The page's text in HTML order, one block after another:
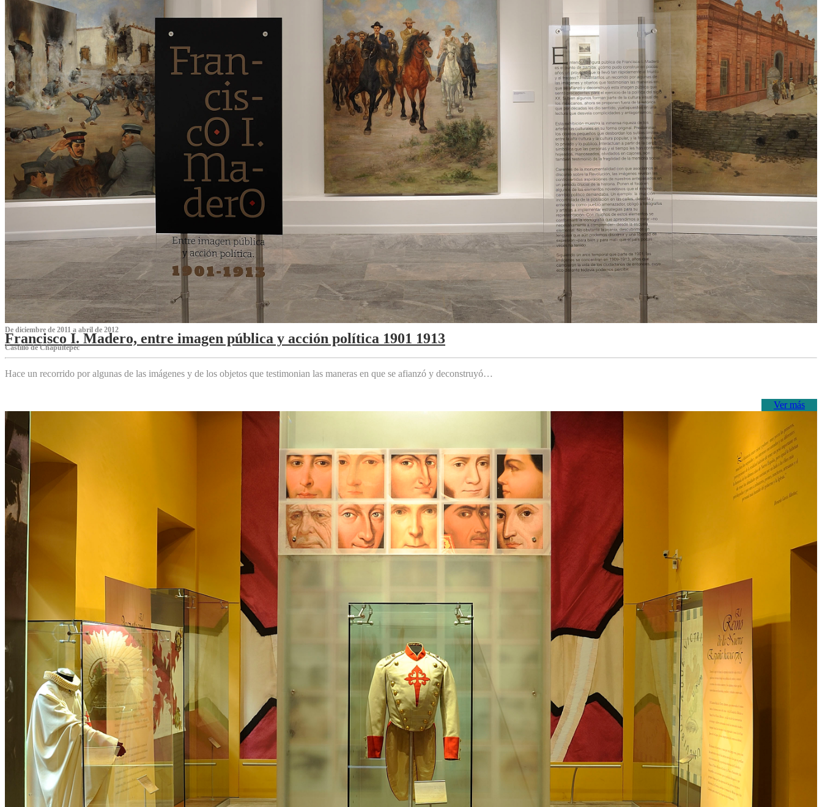
De diciembre de 2011 a abril de 2012
Francisco I. Madero, entre imagen pública y acción política 1901 1913
Castillo de Chapultepec
Hace un recorrido por algunas de las imágenes y de los objetos que testimonian las maneras en que se afianzó y deconstruyó…
Ver más